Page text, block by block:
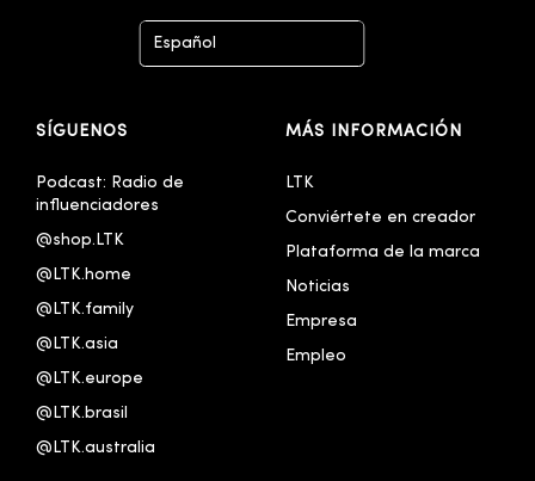
Español
English - United Kingdom
Français
SÍGUENOS
Podcast: Radio de
influenciadores
@shop.LTK
@LTK.home
@LTK.family
@LTK.asia
@LTK.europe
@LTK.brasil
@LTK.australia
MÁS INFORMACIÓN
LTK
Conviértete en creador
Plataforma de la marca
Noticias
Empresa
Empleo